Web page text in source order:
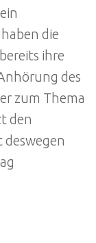
die
ihre
des
zum Thema
den
deswegen